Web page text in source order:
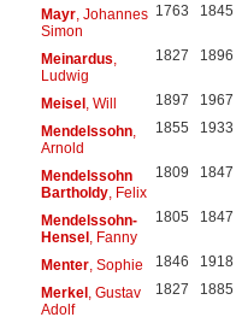
Mayr, Johannes
Simon
1763 1845
Meinardus
Ludwig
1827 1896
Meisel, Will 1897 1967
Mendelssohn,
Arnold
1855 1933
Mendelssohn
Bartholdy, Felix
1809 1847
Mendelssohn-
Hensel, Fanny
1805 1847
Menter, Sophie 1846 1918
Merkel, Gustav
Adolf
1827 1885